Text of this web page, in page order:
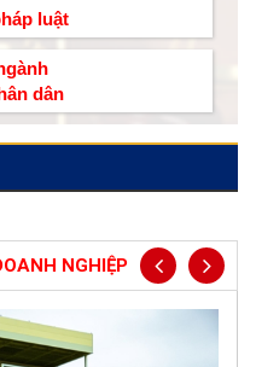
luật
dân
NGHIỆP